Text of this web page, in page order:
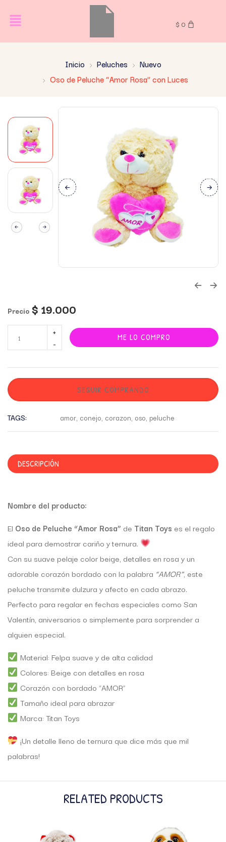
$ 0
Inicio Peluches
Nuevo
Oso de Peluche “Amor Rosa” con Luces
Precio $ 19.000
ME LO COMPRO
SEGUIR COMPRANDO
TAGS: amor, conejo, corazon, oso, peluche
DESCRIPCIÓN
Nombre del producto:
El Oso de Peluche “Amor Rosa” de Titan Toys es el regalo
ideal para demostrar cariño y ternura.
Con su suave pelaje color beige, detalles en rosa y un
adorable corazón bordado con la palabra “AMOR”, este
peluche transmite dulzura y afecto en cada abrazo.
Perfecto para regalar en fechas especiales como San
Valentín, aniversarios o simplemente para sorprender a
alguien especial.
Material: Felpa suave y de alta calidad
Colores: Beige con detalles en rosa
Corazón con bordado “AMOR”
Tamaño ideal para abrazar
Marca: Titan Toys
¡Un detalle lleno de ternura que dice más que mil
palabras!
RELATED PRODUCTS